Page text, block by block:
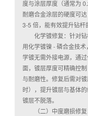
度与涂层厚度（通常为
耐磨合金涂层的硬度可
3-5 倍，能有效提升钻杆
化学镀修复：针对
用化学镀镍 - 磷合金技
学镀无需外接电源，通
面，镀层厚度可精确控
与耐磨性。修复后需对
时），提升镀层与基体
镀层不脱落。
（二）中度磨损修